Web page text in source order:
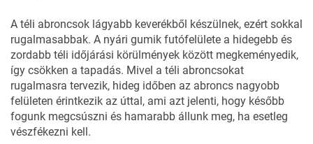
A téli abroncsok lágyabb keverékből készülnek, ezért sokkal
rugalmasabbak. A nyári gumik futófelülete a hidegebb és
zordabb téli időjárási körülmények között megkeményedik,
így csökken a tapadás. Mivel a téli abroncsokat
rugalmasra tervezik, hideg időben az abroncs nagyobb
felületen érintkezik az úttal, ami azt jelenti, hogy később
fogunk megcsúszni és hamarabb állunk meg, ha esetleg
vészfékezni kell.